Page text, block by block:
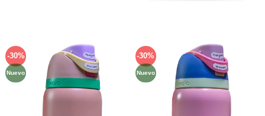
-30%
Nuevo
lista de
deseos
-30%
Nuevo
lista de
deseos